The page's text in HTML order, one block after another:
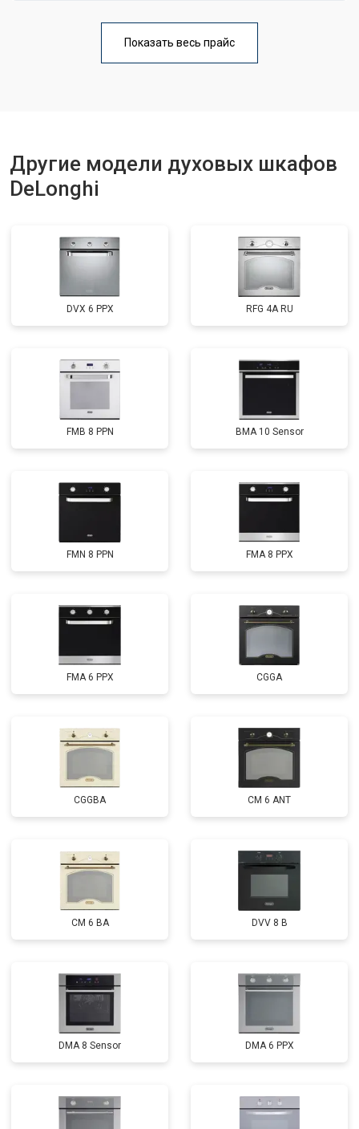
Показать весь прайс
Другие модели духовых шкафов
DeLonghi
DVX 6 PPX RFG 4A RU
FMB 8 PPN BMA 10 Sensor
FMN 8 PPN FMA 8 PPX
FMA 6 PPX CGGA
CGGBA CM 6 ANT
CM 6 BA DVV 8 B
DMA 8 Sensor DMA 6 PPX